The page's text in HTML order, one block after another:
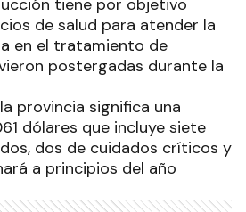
tiene por objetivo
de salud para atender la
en el tratamiento de
postergadas durante la
provincia significa una
dólares que incluye siete
dos de cuidados críticos y
a principios del año